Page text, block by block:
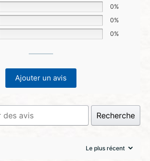
0%
0%
0%
Ajouter un avis
Recherche